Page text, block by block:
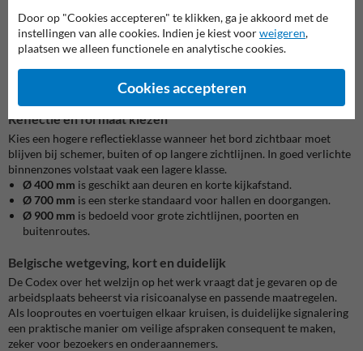
wand of dragerplaat, vaak gekozen in magazijn en productie.
Aluminium bord met dubbel omgeplooide rand:stevig voor buiten
en paalmontage, ideaal waar wind en impact meespelen.
Magneetfolie 1,5 mm:handig wanneer routes tijdelijk veranderen,
bijvoorbeeld bij werken of herinrichting, op metalen ondergrond.
Reflectie en formaat kiezen
Kies een hogere reflectieklasse wanneer het bord zichtbaar moet
blijven bij schemer, buiten of op langere zichtlijnen. In goed verlichte
binnenzones volstaat vaak een lagere klasse.
Ø 400 mm is geschikt aan deuren en korte kijkafstand.
Ø 700 mm is een sterke standaard voor hallen en doorgangen.
Ø 900 mm is bedoeld voor grote zichtlijnen, poorten en
buitenroutes.
Belgische wetgeving, kort en duidelijk
De Codex over het welzijn op het werk vraagt dat je gevaren op de
arbeidsplaats beheerst via risicoanalyse en passende maatregelen.
Als looproutes en voertuigen elkaar kruisen, is duidelijke signalering
een praktische manier om veilige afspraken consequent te maken,
zeker voor bezoekers en onderaannemers.
Door op "Cookies accepteren" te klikken, ga je akkoord met de
instellingen van alle cookies. Indien je kiest voorweigeren,
plaatsen we alleen functionele en analytische cookies.
Cookies accepteren